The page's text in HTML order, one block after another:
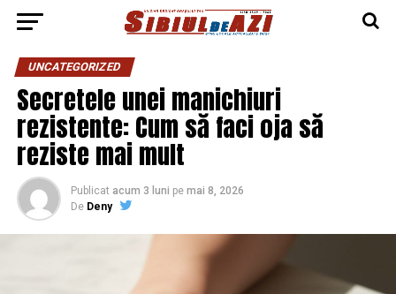
UNCATEGORIZED
Secretele unei manichiuri
rezistente: Cum să faci oja să
reziste mai mult
Publicat acum 3 luni pe mai 8, 2026
De Deny